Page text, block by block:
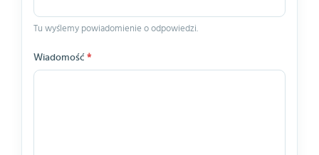
Tu wyślemy powiadomienie o odpowiedzi.
Wiadomość *